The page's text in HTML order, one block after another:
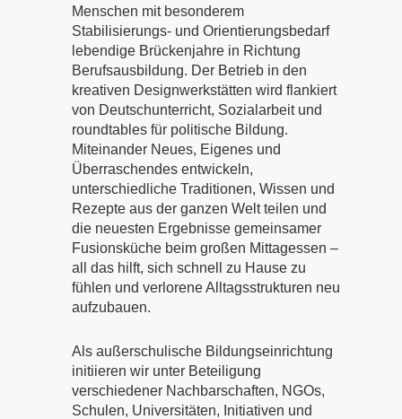
Menschen mit besonderem
Stabilisierungs- und Orientierungsbedarf
lebendige Brückenjahre in Richtung
Berufsausbildung. Der Betrieb in den
kreativen Designwerkstätten wird flankiert
von Deutschunterricht, Sozialarbeit und
roundtables für politische Bildung.
Miteinander Neues, Eigenes und
Überraschendes entwickeln,
unterschiedliche Traditionen, Wissen und
Rezepte aus der ganzen Welt teilen und
die neuesten Ergebnisse gemeinsamer
Fusionsküche beim großen Mittagessen –
all das hilft, sich schnell zu Hause zu
fühlen und verlorene Alltagsstrukturen neu
aufzubauen.
Als außerschulische Bildungseinrichtung
initiieren wir unter Beteiligung
verschiedener Nachbarschaften, NGOs,
Schulen, Universitäten, Initiativen und